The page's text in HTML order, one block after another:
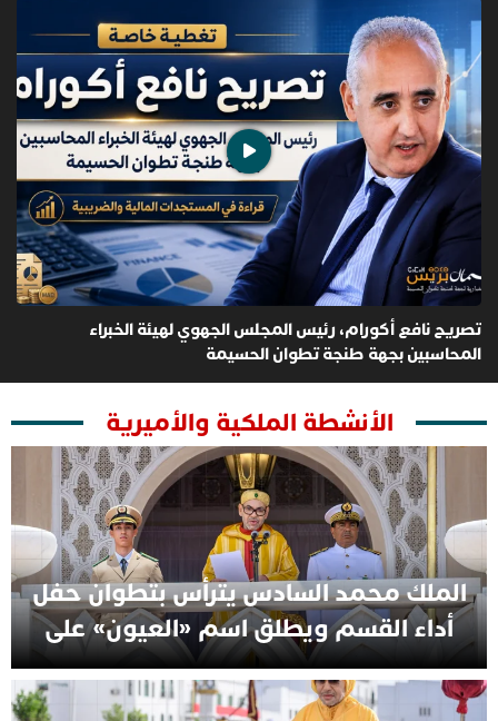
تصريح نافع أكورام، رئيس المجلس الجهوي لهيئة الخبراء
المحاسبين بجهة طنجة تطوان الحسيمة
الأنشطة الملكية والأميرية
الملك محمد السادس يترأس بتطوان حفل
أداء القسم ويطلق اسم «العيون» على
فوج 2026